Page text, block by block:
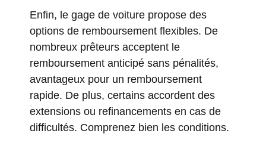
Enfin, le gage de voiture propose des
options de remboursement flexibles. De
nombreux prêteurs acceptent le
remboursement anticipé sans pénalités,
avantageux pour un remboursement
rapide. De plus, certains accordent des
extensions ou refinancements en cas de
difficultés. Comprenez bien les conditions.